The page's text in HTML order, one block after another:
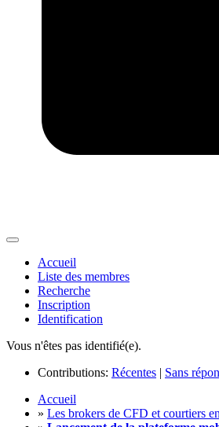
Accueil
Liste des membres
Recherche
Inscription
Identification
Vous n'êtes pas identifié(e).
Contributions: Récentes | Sans
Accueil
» Les brokers de CFD et courtiers